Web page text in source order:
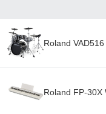
Roland
Roland FP-30X